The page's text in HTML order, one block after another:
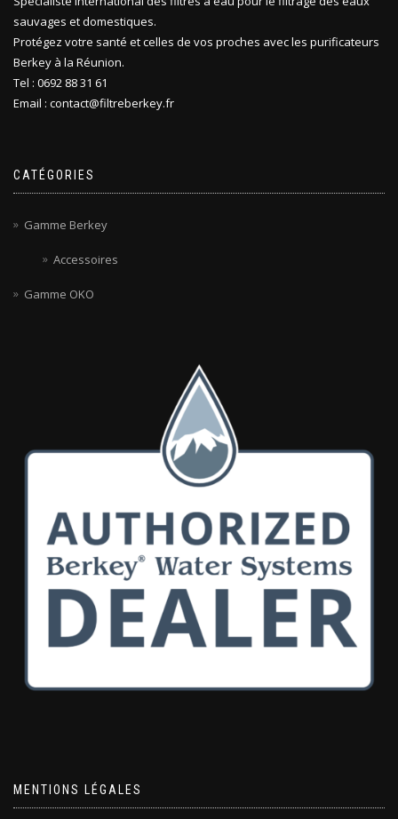
sauvages et domestiques.
Protégez votre santé et celles de vos proches avec les purificateurs
Berkey à la Réunion.
Tel : 0692 88 31 61
Email : contact@filtreberkey.fr
CATÉGORIES
Gamme Berkey
Accessoires
Gamme OKO
MENTIONS LÉGALES